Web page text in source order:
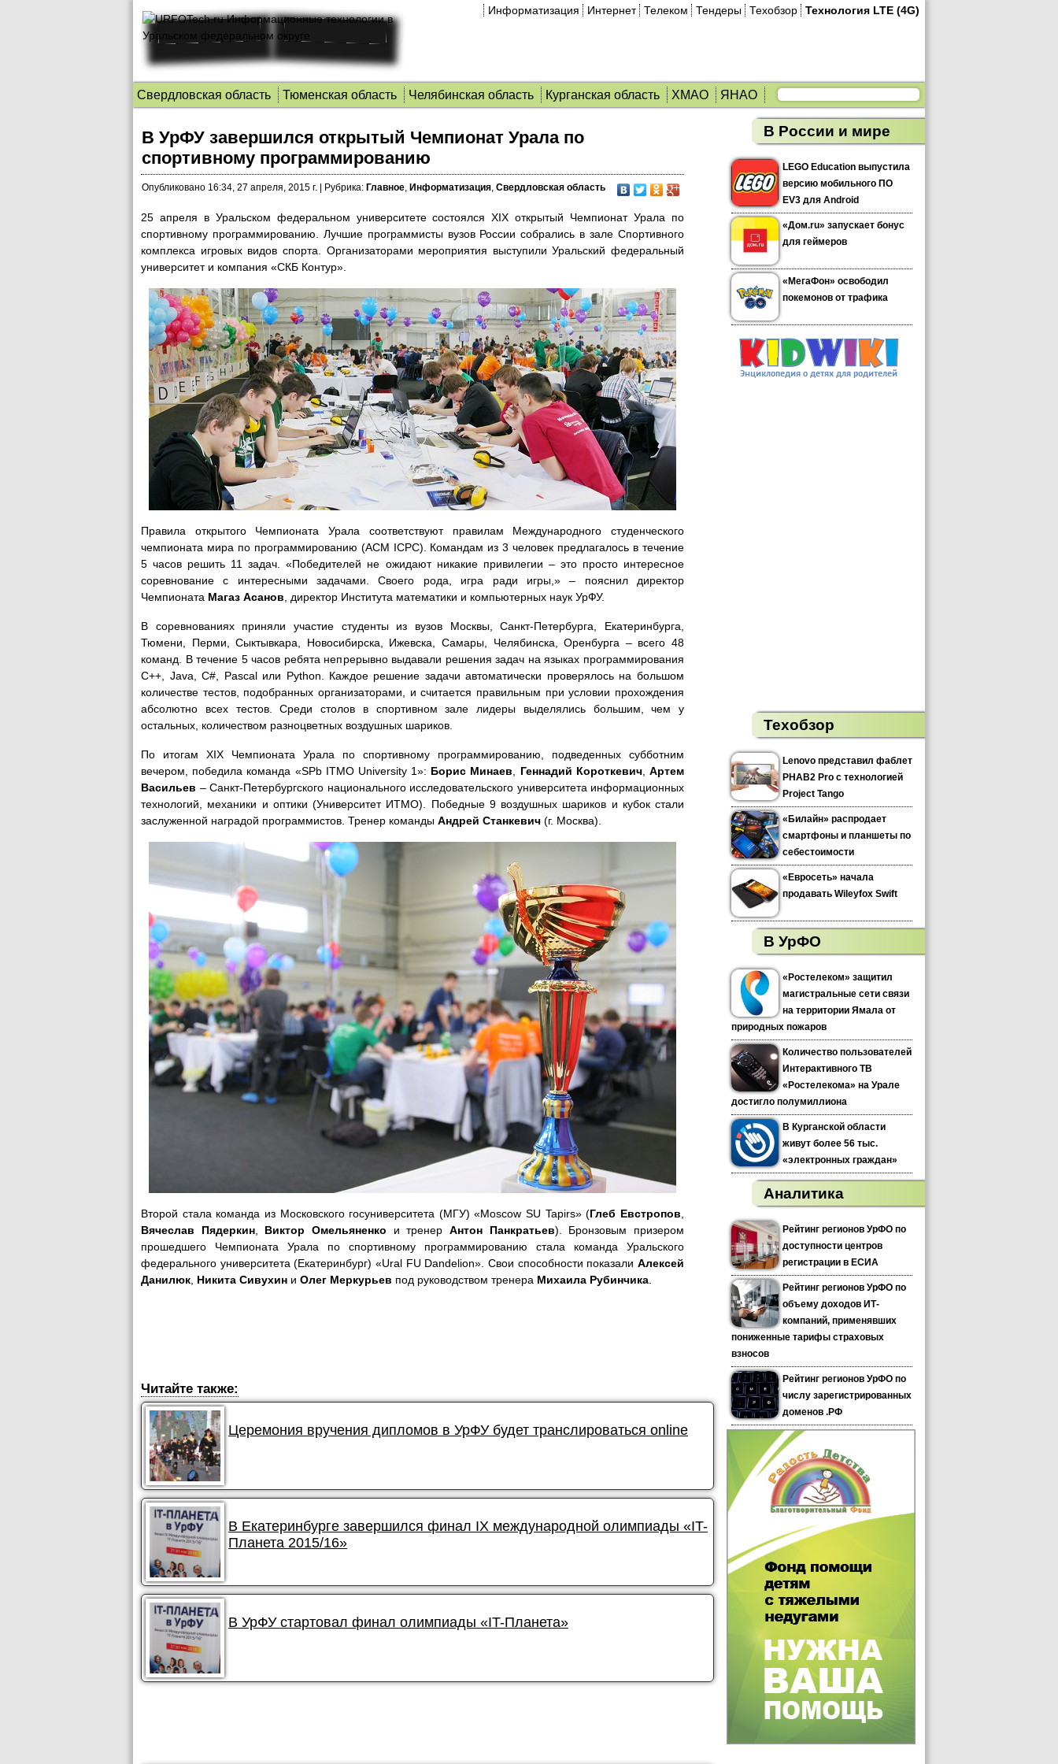
Информатизация Интернет Телеком Тендеры Техобзор Технология LTE (4G)
Свердловская область Тюменская область Челябинская область Курганская область ХМАО ЯНАО
В УрФУ завершился открытый Чемпионат Урала по
спортивному программированию
Опубликовано 16:34, 27 апреля, 2015 г. Рубрика: Главное, Информатизация, Свердловская область
25 апреля в Уральском федеральном университете состоялся XIX открытый Чемпионат Урала по
спортивному программированию. Лучшие программисты вузов России собрались в зале Спортивного
комплекса игровых видов спорта. Организаторами мероприятия выступили Уральский федеральный
университет и компания «СКБ Контур».
Правила открытого Чемпионата Урала соответствуют правилам Международного студенческого
чемпионата мира по программированию (ACM ICPC). Командам из 3 человек предлагалось в течение
5 часов решить 11 задач. «Победителей не ожидают никакие привилегии – это просто интересное
соревнование с интересными задачами. Своего рода, игра ради игры,» – пояснил директор
Чемпионата Магаз Асанов , директор Института математики и компьютерных наук УрФУ.
В соревнованиях приняли участие студенты из вузов Москвы, Санкт-Петербурга, Екатеринбурга,
Тюмени, Перми, Сыктывкара, Новосибирска, Ижевска, Самары, Челябинска, Оренбурга – всего 48
команд. В течение 5 часов ребята непрерывно выдавали решения задач на языках программирования
C++, Java, C#, Pascal или Python. Каждое решение задачи автоматически проверялось на большом
количестве тестов, подобранных организаторами, и считается правильным при условии прохождения
абсолютно всех тестов. Среди столов в спортивном зале лидеры выделялись большим, чем у
остальных, количеством разноцветных воздушных шариков.
По итогам XIX Чемпионата Урала по спортивному программированию, подведенных субботним
вечером, победила команда «SPb ITMO University 1»: Борис Минаев Геннадий Короткевич,Артем
Васильев – Санкт-Петербургского национального исследовательского университета информационных
технологий, механики и оптики (Университет ИТМО). Победные 9 воздушных шариков и кубок стали
заслуженной наградой программистов. Тренер команды Андрей Станкевич (г. Москва).
Второй стала команда из Московского госуниверситета (МГУ) «Moscow SU Tapirs» (Глеб Евстропов
Вячеслав Пядеркин, Виктор Омельяненко и тренерАнтон Панкратьев). Бронзовым призером
прошедшего Чемпионата Урала по спортивному программированию стала команда Уральского
федерального университета (Екатеринбург) «Ural FU Dandelion». Свои способности показали Алексей
Данилюк Никита Сивухин и Олег Меркурьев под руководством тренера Михаила Рубинчика
Читайте также:
Церемония вручения дипломов в УрФУ будет транслироваться online
В Екатеринбурге завершился финал IX международной олимпиады «IT-
Планета 2015/16»
В УрФУ стартовал финал олимпиады «IT-Планета»
В России и мире
LEGO Education выпустила
версию мобильного ПО
EV3 для Android
«Дом.ru» запускает бонус
для геймеров
«МегаФон» освободил
покемонов от трафика
Техобзор
Lenovo представил фаблет
PHAB2 Pro с технологией
Project Tango
«Билайн» распродает
смартфоны и планшеты по
себестоимости
«Евросеть» начала
продавать Wileyfox Swift
В УрФО
«Ростелеком» защитил
магистральные сети связи
на территории Ямала от
природных пожаров
Количество пользователей
Интерактивного ТВ
«Ростелекома» на Урале
достигло полумиллиона
В Курганской области
живут более 56 тыс.
«электронных граждан»
Аналитика
Рейтинг регионов УрФО по
доступности центров
регистрации в ЕСИА
Рейтинг регионов УрФО по
объему доходов ИТ-
компаний, применявших
пониженные тарифы страховых
взносов
Рейтинг регионов УрФО по
числу зарегистрированных
доменов .РФ